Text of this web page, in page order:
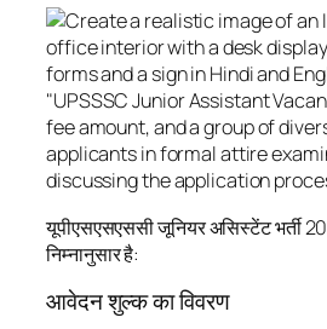
यूपीएसएसएससी जूनियर असिस्टेंट भर्ती
निम्नानुसार है:
आवेदन शुल्क का विवरण